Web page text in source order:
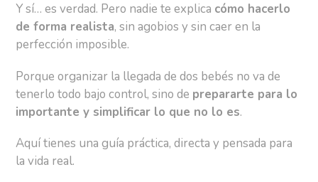
Y sí… es verdad. Pero nadie te explica cómo hacerlo
de forma realista, sin agobios y sin caer en la
perfección imposible.
Porque organizar la llegada de dos bebés no va de
tenerlo todo bajo control, sino de prepararte para lo
importante y simplificar lo que no lo es.
Aquí tienes una guía práctica, directa y pensada para
la vida real.